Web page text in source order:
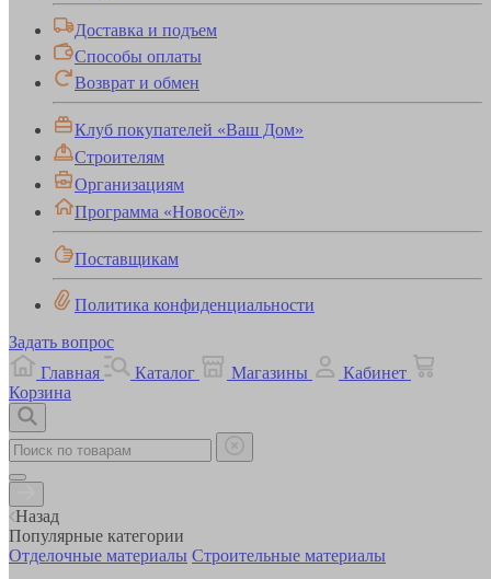
Доставка и подъем
Способы оплаты
Возврат и обмен
Клуб покупателей «Ваш Дом»
Строителям
Организациям
Программа «Новосёл»
Поставщикам
Политика конфиденциальности
Задать вопрос
Главная
Каталог Магазины
Кабинет
Корзина
Назад
Популярные категории
Отделочные материалы Строительные материалы